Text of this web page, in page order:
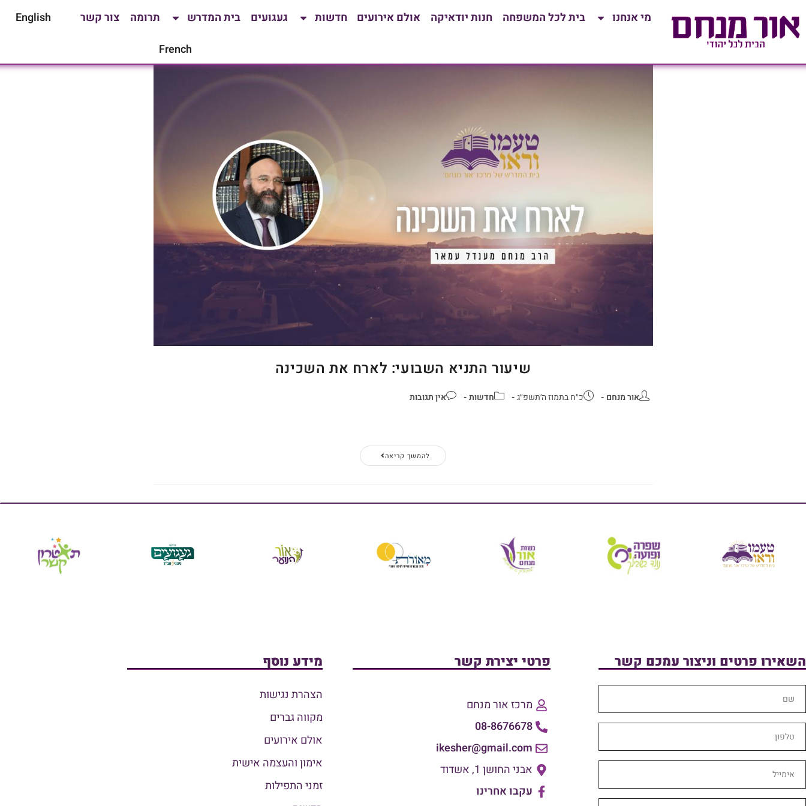
מי אנחנו בית לכל המשפחה חנות יודאיקה אולם אירועים חדשות געגועים בית המדרש תרומה צור קשר
English
French
שיעור התניא השבועי: לארח את השכינה
אור מנחם כ״ח בתמוז ה׳תשפ״ג חדשות אין תגובות
להמשך קריאה
השאירו פרטים וניצור עמכם קשר פרטי יצירת קשר
מרכז אור מנחם
08-8676678
ikesher@gmail.com
אבני החושן 1, אשדוד
עקבו אחרינו
מידע נוסף
הצהרת נגישות
מקווה גברים
אולם אירועים
אימון והעצמה אישית
זמני התפילות